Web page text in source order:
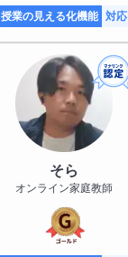
授業の見える化機能 対応
そら
オンライン家庭教師